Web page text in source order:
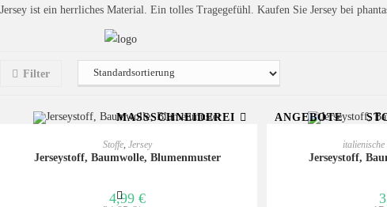
MASSSCHNEIDEREI ANGEBOTE
Jersey ist ein herrliches Material. Ein tolles Tragegefühl. Kaufen Sie Jersey bei
Filter
IN DEN WARENKORB
Stoffe, Jersey
Jerseystoff, Baumwolle, Blumenmuster
4,99 €
IN DEN
italienische
Jerseystoff,